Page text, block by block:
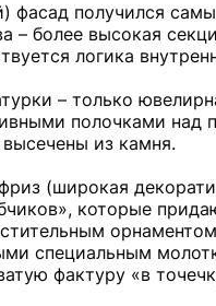
фасад получился
– более высокая
логика
– только
полочками
из камня.
(широкая
которые
специальным
фактуру «в